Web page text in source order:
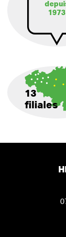
1973
13
filiales